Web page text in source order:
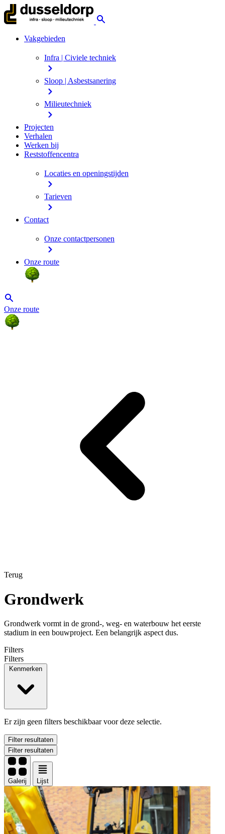
Vakgebieden
Infra | Civiele techniek
Sloop | Asbestsanering
Milieutechniek
Projecten
Verhalen
Werken bij
Reststoffencentra
Locaties en openingstijden
Tarieven
Contact
Onze contactpersonen
Onze route
Onze route
Terug
Grondwerk
Grondwerk vormt in de grond-, weg- en waterbouw het eerste
stadium in een bouwproject. Een belangrijk aspect dus.
Filters
Filters
Kenmerken
Er zijn geen filters beschikbaar voor deze selectie.
Filter resultaten
Filter resultaten
Galerij Lijst